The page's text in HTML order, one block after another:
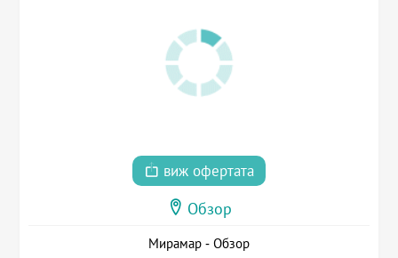
виж офертата
Обзор
Мирамар - Обзор